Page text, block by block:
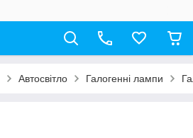
Автосвітло Галогенні лампи